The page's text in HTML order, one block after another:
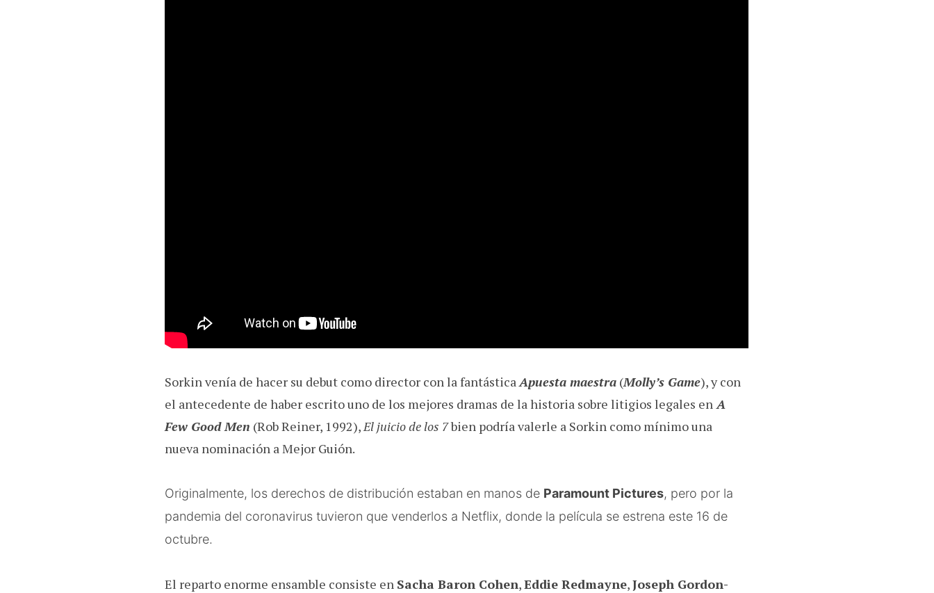
Sorkin venía de hacer su debut como director con la fantásticaApuesta maestra (Molly’s Game), y con
el antecedente de haber escrito uno de los mejores dramas de la historia sobre litigios legales enA
Few Good Men (Rob Reiner, 1992),El juicio de los 7bien podría valerle a Sorkin como mínimo una
nueva nominación a Mejor Guión.
Originalmente, los derechos de distribución estaban en manos de Paramount Pictures, pero por la
pandemia del coronavirus tuvieron que venderlos a Netflix, donde la película se estrena este 16 de
octubre.
El reparto enorme ensamble consiste en Sacha Baron Cohen,Eddie Redmayne,Joseph Gordon-